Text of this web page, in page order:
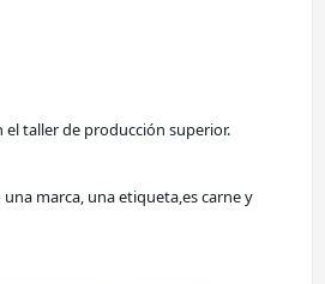
el taller de producción superior.
una marca, una etiqueta,es carne y